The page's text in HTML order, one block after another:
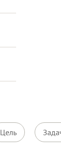
Цель